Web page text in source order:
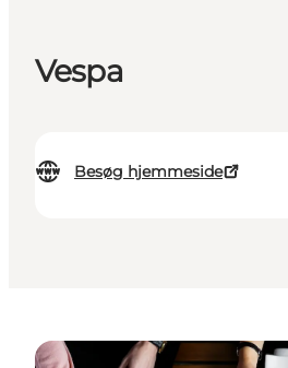
Vespa
Besøg hjemmeside